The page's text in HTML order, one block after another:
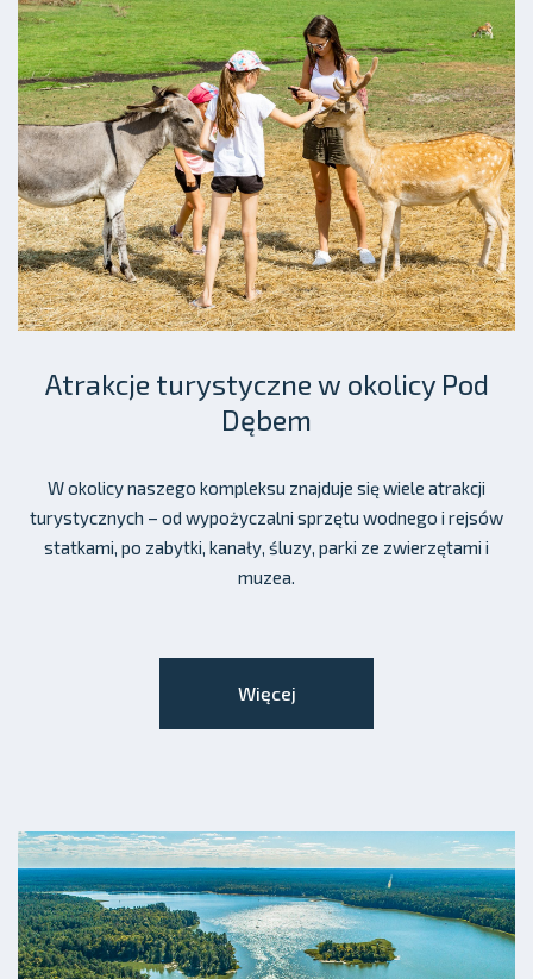
Atrakcje turystyczne w okolicy Pod
Dębem
W okolicy naszego kompleksu znajduje się wiele atrakcji
turystycznych – od wypożyczalni sprzętu wodnego i rejsów
statkami, po zabytki, kanały, śluzy, parki ze zwierzętami i
muzea.
Więcej